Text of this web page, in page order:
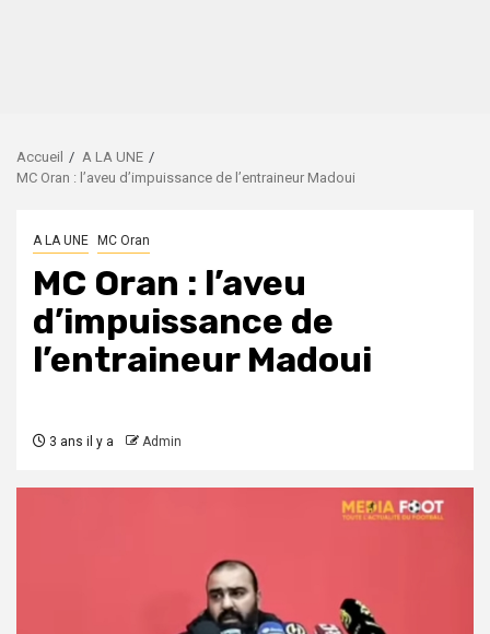
Accueil
A LA UNE
MC Oran : l’aveu d’impuissance de l’entraineur Madoui
A LA UNE MC Oran
MC Oran : l’aveu
d’impuissance de
l’entraineur Madoui
3 ans il y a Admin